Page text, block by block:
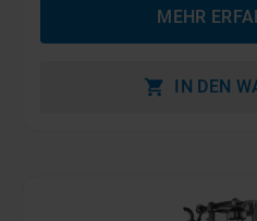
MEHR
IN DEN